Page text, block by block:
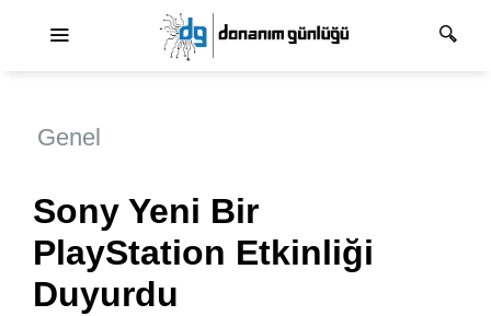
Genel
Sony Yeni Bir
PlayStation Etkinliği
Duyurdu